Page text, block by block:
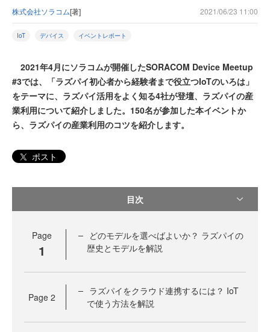
株式会社ソラコム[著] 2021/06/23 11:00
IoT デバイス イベントレポート
2021年4月にソラコムが開催したSORACOM Device Meetup
#3では、「ラズパイ初心者から経験者まで役立つIoTのいろは」
をテーマに、ラズパイ活用をよく知る4社が登壇、ラズパイの産
業利用について紹介しました。150名が参加した本イベントか
ら、ラズパイの産業利用のコツを紹介します。
ポスト
目次
Page
1
どのモデルを選べばよいか？ ラズパイの
歴史とモデルを解説
Page 2
ラズパイをクラウド連携するには？ IoT
で使う方法を解説